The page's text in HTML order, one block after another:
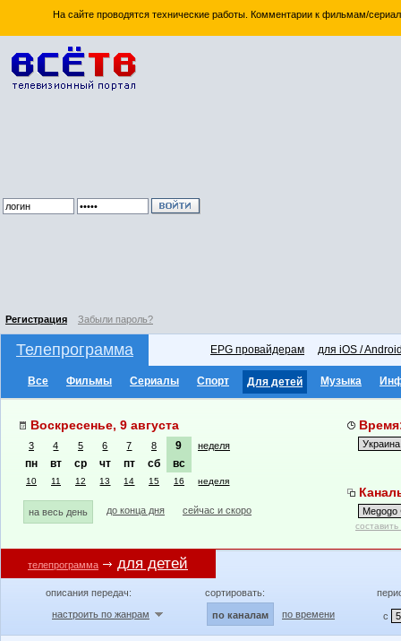
На сайте проводятся технические работы. Комментарии к фильмам/
Регистрация Забыли пароль?
Телепрограмма EPG провайдерам для iOS /
Все Фильмы Сериалы Спорт Для детей Музыка
Воскресенье, 9 августа
3 4 5 6 7 8 9 неделя
пн вт ср чт пт сб вс
10 11 12 13 14 15 16 неделя
на весь день до конца дня сейчас и скоро
телепрограмма для детей
описания передач:
настроить по жанрам
сортировать:
по каналам по времени с